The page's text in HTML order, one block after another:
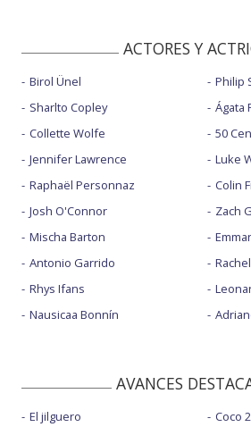
ACTORES Y
Birol Ünel
Sharlto Copley
Collette Wolfe
Jennifer Lawrence
Raphaël Personnaz
Josh O'Connor
Mischa Barton
Antonio Garrido
Rhys Ifans
Nausicaa Bonnín
Philip
Ágata
50
Luke
Colin
Zach
AVANCES
El jilguero
Coco 2